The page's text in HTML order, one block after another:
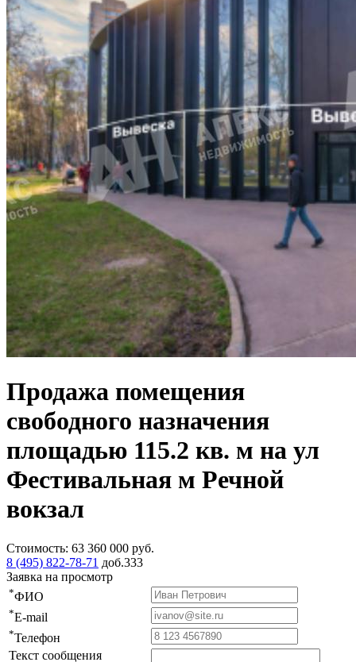
Продажа помещения
свободного назначения
площадью 115.2 кв. м на ул
Фестивальная м Речной
вокзал
Стоимость: 63 360 000 руб.
8 (495) 822-78-71 доб.333
Заявка на просмотр
*ФИО
*E-mail
*Телефон
Текст сообщения